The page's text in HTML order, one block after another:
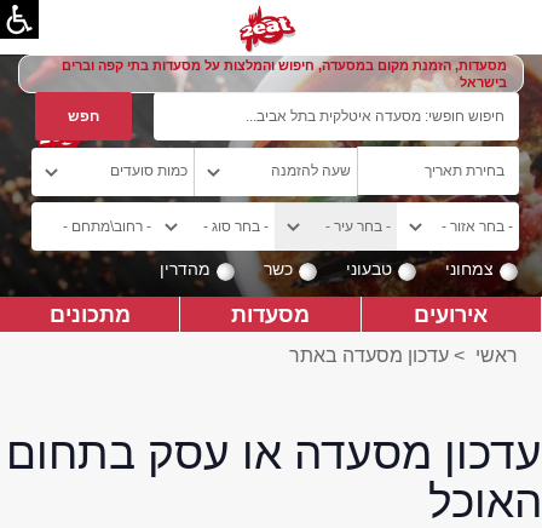
מסעדות, הזמנת מקום במסעדה, חיפוש והמלצות על מסעדות בתי קפה וברים
בישראל
צמחוני טבעוני כשר מהדרין
אירועים מסעדות מתכונים
ראשי > עדכון מסעדה באתר
עדכון מסעדה או עסק בתחום
האוכל